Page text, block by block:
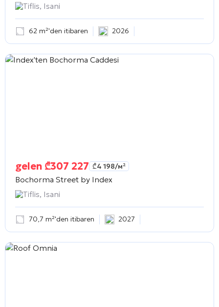
Tiflis, Isani
62 m²'den itibaren 2026
gelen ₾307 227 ₾4 198/м²
Bochorma Street by Index
Tiflis, Isani
70,7 m²'den itibaren 2027